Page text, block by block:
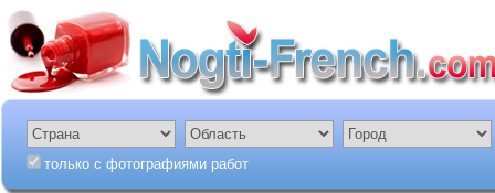
только с фотографиями работ